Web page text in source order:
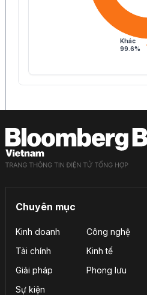
Khác
99.6%
Chuyên mục
Kinh doanh Công nghệ
Tài chính
Kinh tế
Giải pháp
Phong lưu
Sự kiện